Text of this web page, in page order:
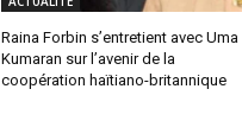
Raina Forbin s’entretient avec Uma
Kumaran sur l’avenir de la
coopération haïtiano-britannique